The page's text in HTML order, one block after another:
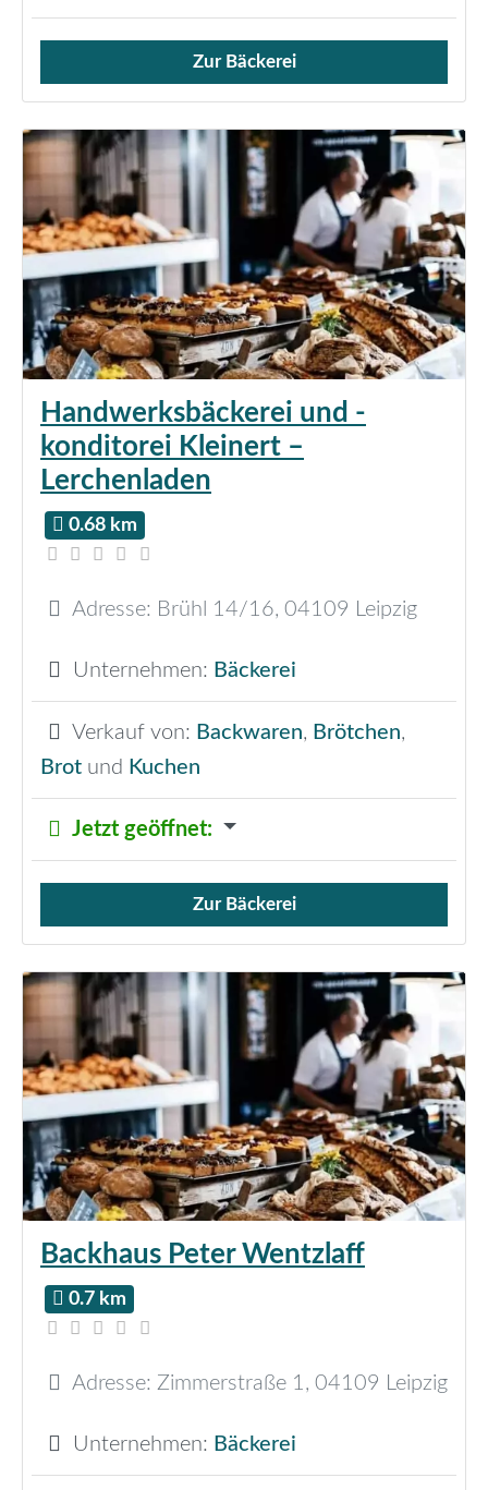
Verkauf von Brötchen,
Zur Bäckerei
Handwerksbäckerei und -
konditorei Kleinert –
Lerchenladen
0.68 km
Adresse: Brühl 14/16, 04109 Leipzig
Unternehmen: Bäckerei
Verkauf von: Backwaren, Brötchen,
Brot und Kuchen
Jetzt geöffnet:
Verkauf von Brötchen,
Zur Bäckerei
Backhaus Peter Wentzlaff
0.7 km
Adresse: Zimmerstraße 1 , 04109 Leipzig
Unternehmen: Bäckerei